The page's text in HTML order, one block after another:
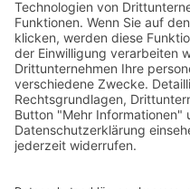
ein Abschleppdienst
helfen, damit Sie
erhalten. Es ist wichtig
Abschleppdienste alle
Dienstleistungen
mit dem
aufnehmen, um zu